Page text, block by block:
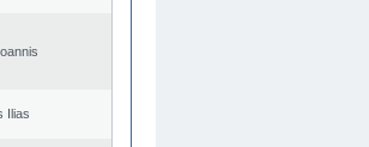
Ilias